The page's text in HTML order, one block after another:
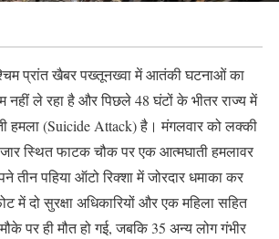
प्रांत खैबर पख्तूनख्वा में आतंकी घटनाओं का
नहीं ले रहा है और पिछले 48 घंटों के भीतर राज्य में
हमला (Suicide Attack) है। मंगलवार को लक्की
स्थित फाटक चौक पर एक आत्मघाती हमलावर
तीन पहिया ऑटो रिक्शा में जोरदार धमाका कर
में दो सुरक्षा अधिकारियों और एक महिला सहित
पर ही मौत हो गई, जबकि 35 अन्य लोग गंभीर